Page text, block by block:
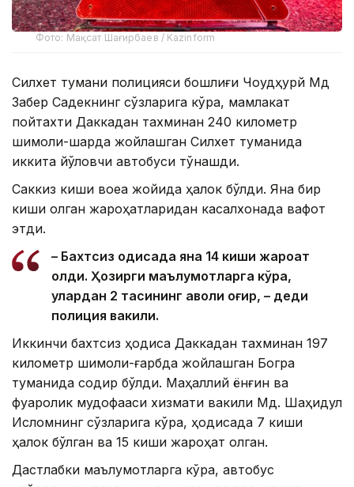
Фото: Мақсат Шағирбаев / Kazinform
Силхет тумани полицияси бошлиғи Чоудҳурй Мд
Забер Садекнинг сўзларига кўра, мамлакат
пойтахти Даккадан тахминан 240 километр
шимоли-шарқда жойлашган Силхет туманида
иккита йўловчи автобуси тўқнашди.
Саккиз киши воқеа жойида ҳалок бўлди. Яна бир
киши олган жароҳатларидан касалхонада вафот
этди.
– Бахтсиз ҳодисада яна 14 киши жароҳат
олди. Ҳозирги маълумотларга кўра,
улардан 2 тасининг аҳволи оғир, – деди
полиция вакили.
Иккинчи бахтсиз ҳодиса Даккадан тахминан 197
километр шимоли-ғарбда жойлашган Богра
туманида содир бўлди. Маҳаллий ёнғин ва
фуқаролик мудофааси хизмати вакили Мд. Шаҳидул
Исломнинг сўзларига кўра, ҳодисада 7 киши
ҳалок бўлган ва 15 киши жароҳат олган.
Дастлабки маълумотларга кўра, автобус